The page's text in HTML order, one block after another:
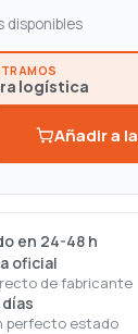
disponibles
logística
Añadir a
en 24-48 h
oficial
de fabricante
perfecto estado